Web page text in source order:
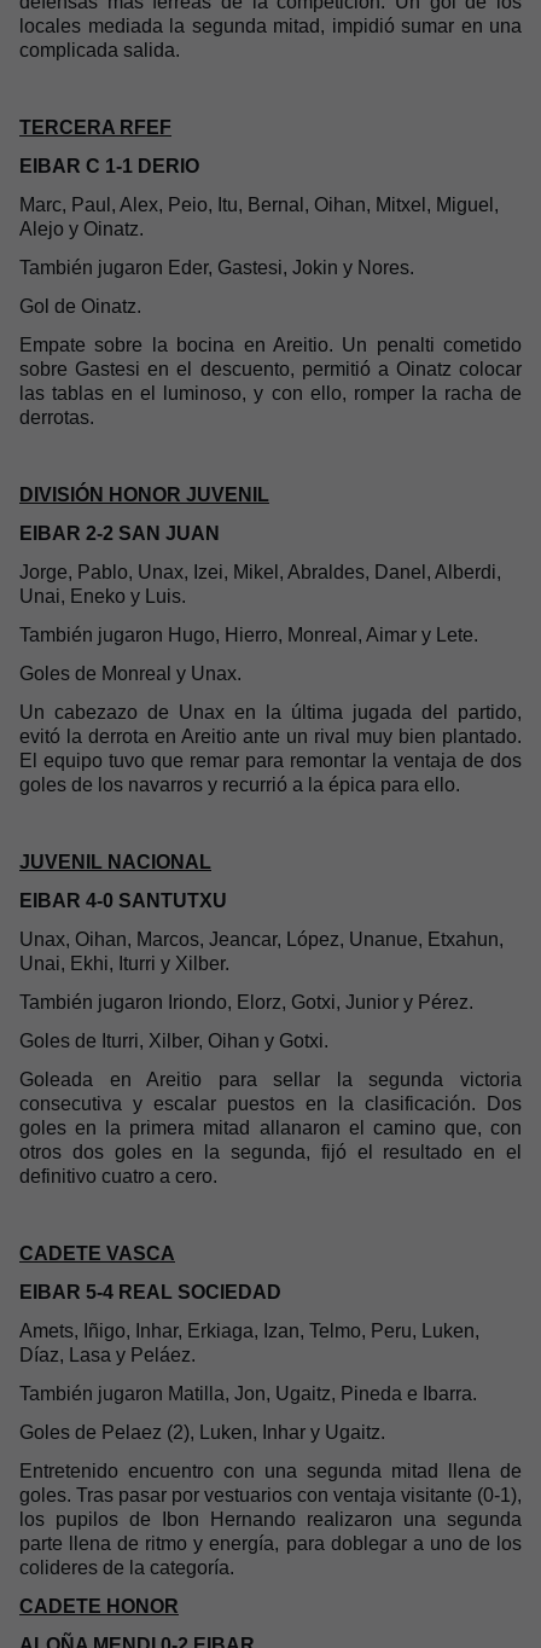
locales mediada la segunda mitad, impidió sumar en una
complicada salida.
TERCERA RFEF
EIBAR C 1-1 DERIO
Marc, Paul, Alex, Peio, Itu, Bernal, Oihan, Mitxel, Miguel,
Alejo y Oinatz.
También jugaron Eder, Gastesi, Jokin y Nores.
Gol de Oinatz.
Empate sobre la bocina en Areitio. Un penalti cometido
sobre Gastesi en el descuento, permitió a Oinatz colocar
las tablas en el luminoso, y con ello, romper la racha de
derrotas.
DIVISIÓN HONOR JUVENIL
EIBAR 2-2 SAN JUAN
Jorge, Pablo, Unax, Izei, Mikel, Abraldes, Danel, Alberdi,
Unai, Eneko y Luis.
También jugaron Hugo, Hierro, Monreal, Aimar y Lete.
Goles de Monreal y Unax.
Un cabezazo de Unax en la última jugada del partido,
evitó la derrota en Areitio ante un rival muy bien plantado.
El equipo tuvo que remar para remontar la ventaja de dos
goles de los navarros y recurrió a la épica para ello.
JUVENIL NACIONAL
EIBAR 4-0 SANTUTXU
Unax, Oihan, Marcos, Jeancar, López, Unanue, Etxahun,
Unai, Ekhi, Iturri y Xilber.
También jugaron Iriondo, Elorz, Gotxi, Junior y Pérez.
Goles de Iturri, Xilber, Oihan y Gotxi.
Goleada en Areitio para sellar la segunda victoria
consecutiva y escalar puestos en la clasificación. Dos
goles en la primera mitad allanaron el camino que, con
otros dos goles en la segunda, fijó el resultado en el
definitivo cuatro a cero.
CADETE VASCA
EIBAR 5-4 REAL SOCIEDAD
Amets, Iñigo, Inhar, Erkiaga, Izan, Telmo, Peru, Luken,
Díaz, Lasa y Peláez.
También jugaron Matilla, Jon, Ugaitz, Pineda e Ibarra.
Goles de Pelaez (2), Luken, Inhar y Ugaitz.
Entretenido encuentro con una segunda mitad llena de
goles. Tras pasar por vestuarios con ventaja visitante (0-1),
los pupilos de Ibon Hernando realizaron una segunda
parte llena de ritmo y energía, para doblegar a uno de los
colideres de la categoría.
CADETE HONOR